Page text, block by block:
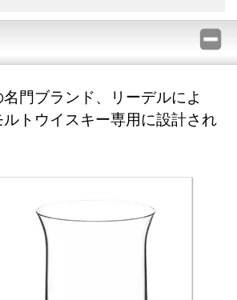
門ブランド、リーデルによ
トウイスキー専用に設計され